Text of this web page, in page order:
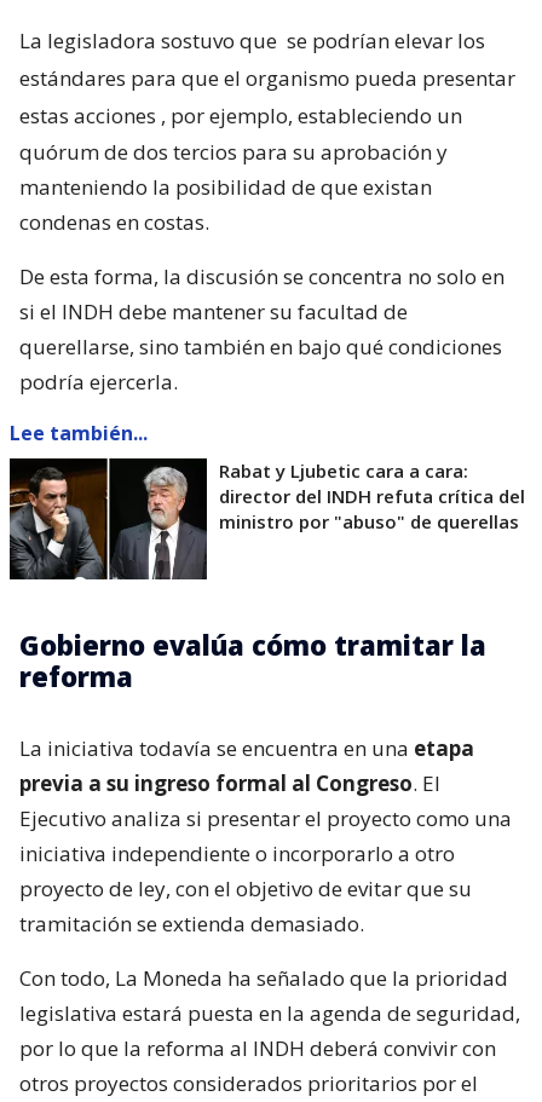
La legisladora sostuvo que se podrían elevar los
estándares para que el organismo pueda presentar
estas acciones , por ejemplo, estableciendo un
quórum de dos tercios para su aprobación y
manteniendo la posibilidad de que existan
condenas en costas.
De esta forma, la discusión se concentra no solo en
si el INDH debe mantener su facultad de
querellarse, sino también en bajo qué condiciones
podría ejercerla.
Lee también...
Rabat y Ljubetic cara a cara:
director del INDH refuta crítica del
ministro por "abuso" de querellas
Gobierno evalúa cómo tramitar la
reforma
La iniciativa todavía se encuentra en una etapa
previa a su ingreso formal al Congreso. El
Ejecutivo analiza si presentar el proyecto como una
iniciativa independiente o incorporarlo a otro
proyecto de ley, con el objetivo de evitar que su
tramitación se extienda demasiado.
Con todo, La Moneda ha señalado que la prioridad
legislativa estará puesta en la agenda de seguridad,
por lo que la reforma al INDH deberá convivir con
otros proyectos considerados prioritarios por el